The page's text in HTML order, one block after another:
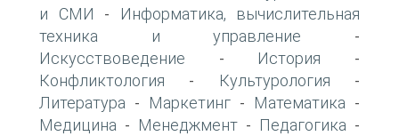
и СМИ -
Информатика, вычислительная
техника и управление -
Искусствоведение - История -
Конфликтология - Культурология -
Литература - Маркетинг - Математика -
Медицина - Менеджмент - Педагогика -